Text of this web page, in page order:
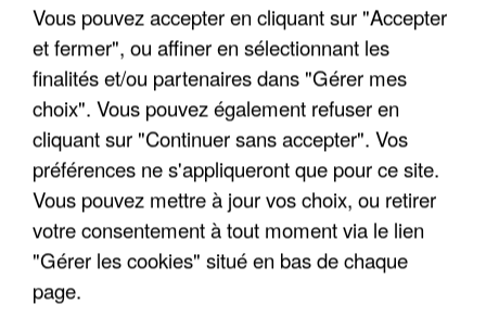
APRÈS TOUTES CES CANICULES, LES REFUGES
DE FAUNE SAUVAGE SONT...
Vous pouvez accepter en cliquant sur "Accepter
et fermer", ou affiner en sélectionnant les
finalités et/ou partenaires dans "Gérer mes
choix". Vous pouvez également refuser en
cliquant sur "Continuer sans accepter". Vos
préférences ne s'appliqueront que pour ce site.
Vous pouvez mettre à jour vos choix, ou retirer
votre consentement à tout moment via le lien
"Gérer les cookies" situé en bas de chaque
page.